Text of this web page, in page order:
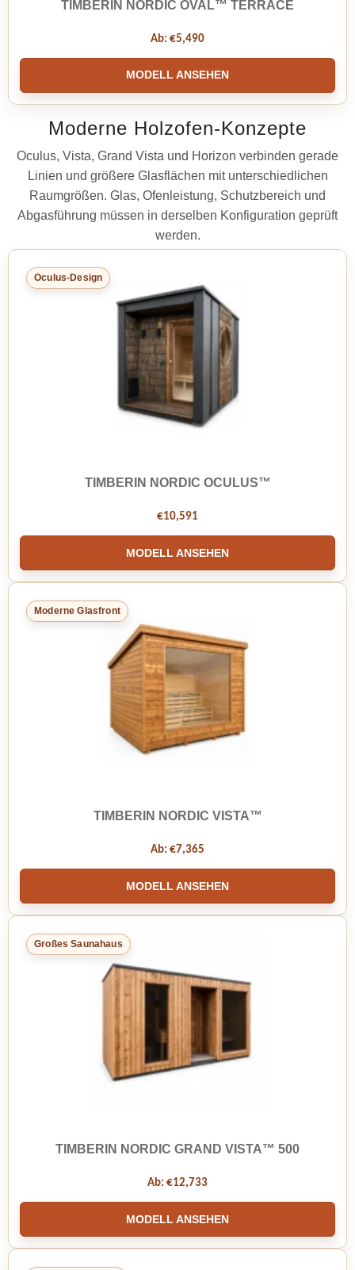
TIMBERIN NORDIC OVAL™ TERRACE
Ab: €5,490
MODELL ANSEHEN
Moderne Holzofen-Konzepte
Oculus, Vista, Grand Vista und Horizon verbinden gerade
Linien und größere Glasflächen mit unterschiedlichen
Raumgrößen. Glas, Ofenleistung, Schutzbereich und
Abgasführung müssen in derselben Konfiguration geprüft
werden.
Oculus-Design
TIMBERIN NORDIC OCULUS™
€10,591
MODELL ANSEHEN
Moderne Glasfront
TIMBERIN NORDIC VISTA™
Ab: €7,365
MODELL ANSEHEN
Großes Saunahaus
TIMBERIN NORDIC GRAND VISTA™ 500
Ab: €12,733
MODELL ANSEHEN